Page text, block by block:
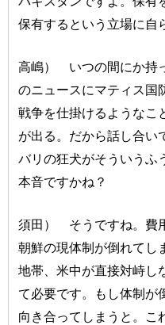
保有するという立場に自
高嶋） いつの間にか持
のニュースにマティス国
戦争を仕掛けるようなこ
が出る。だから話し合い
バリの狂犬がそういうふ
本音ですかね？
須田） そうですね。費
朝鮮の現体制が倒れてし
地帯、米中が直接対峙し
て必要です。もし体制が
向き合ってしまうと。こ